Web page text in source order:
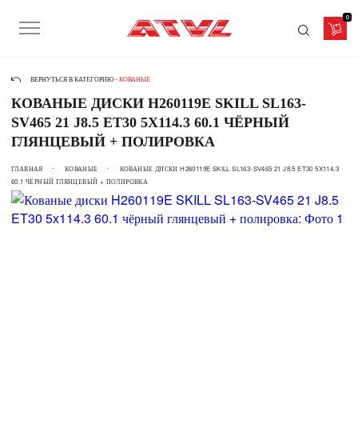
0
ВЕРНУТЬСЯ В КАТЕГОРИЮ - КОВАНЫЕ
КОВАНЫЕ ДИСКИ H260119E SKILL SL163-
SV465 21 J8.5 ET30 5X114.3 60.1 ЧЁРНЫЙ
ГЛЯНЦЕВЫЙ + ПОЛИРОВКА
ГЛАВНАЯ КОВАНЫЕ
КОВАНЫЕ ДИСКИ H260119E SKILL SL163-SV465 21 J8.5 ET30 5X114.3
60.1 ЧЁРНЫЙ ГЛЯНЦЕВЫЙ + ПОЛИРОВКА